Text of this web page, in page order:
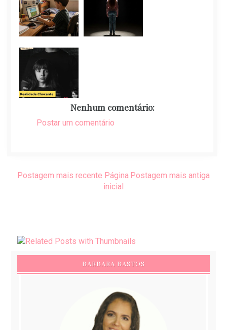
Nenhum comentário:
Postar um comentário
Postagem mais recente Postagem mais antiga
Página
inicial
BARBARA BASTOS